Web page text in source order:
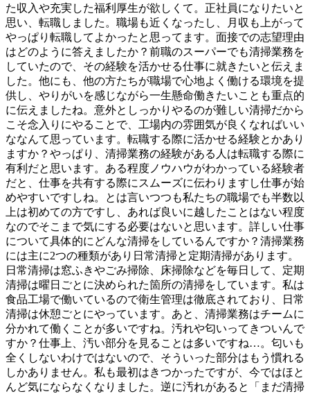
た収入や充実した福利厚生が欲しくて。正社員になりたいと
思い、転職しました。職場も近くなったし、月収も上がって
やっぱり転職してよかったと思ってます。面接での志望理由
はどのように答えましたか？前職のスーパーでも清掃業務を
していたので、その経験を活かせる仕事に就きたいと伝えま
した。他にも、他の方たちが職場で心地よく働ける環境を提
供し、やりがいを感じながら一生懸命働きたいことも重点的
に伝えましたね。意外としっかりやるのが難しい清掃だから
こそ念入りにやることで、工場内の雰囲気が良くなればいい
ななんて思っています。転職する際に活かせる経験とかあり
ますか？やっぱり、清掃業務の経験がある人は転職する際に
有利だと思います。ある程度ノウハウがわかっている経験者
だと、仕事を共有する際にスムーズに伝わりますし仕事が始
めやすいですしね。とは言いつつも私たちの職場でも半数以
上は初めての方ですし、あれば良いに越したことはない程度
なのでそこまで気にする必要はないと思います。詳しい仕事
について具体的にどんな清掃をしているんですか？清掃業務
には主に2つの種類があり日常清掃と定期清掃があります。
日常清掃は窓ふきやごみ掃除、床掃除などを毎日して、定期
清掃は曜日ごとに決められた箇所の清掃をしています。私は
食品工場で働いているので衛生管理は徹底されており、日常
清掃は休憩ごとにやっています。あと、清掃業務はチームに
分かれて働くことが多いですね。汚れや匂いってきついんで
すか？仕事上、汚い部分を見ることは多いですね…。匂いも
全くしないわけではないので、そういった部分はもう慣れる
しかありません。私も最初はきつかったですが、今ではほと
んど気にならなくなりました。逆に汚れがあると「まだ清掃